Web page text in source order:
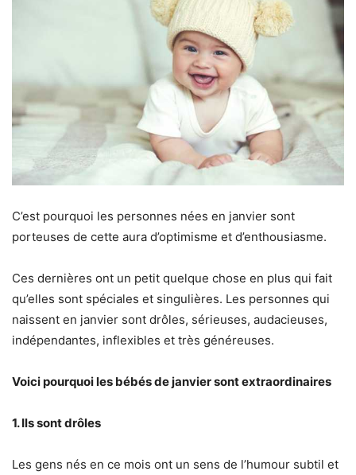
C’est pourquoi les personnes nées en janvier sont
porteuses de cette aura d’optimisme et d’enthousiasme.
Ces dernières ont un petit quelque chose en plus qui fait
qu’elles sont spéciales et singulières. Les personnes qui
naissent en janvier sont drôles, sérieuses, audacieuses,
indépendantes, inflexibles et très généreuses.
Voici pourquoi les bébés de janvier sont extraordinaires
1. Ils sont drôles
Les gens nés en ce mois ont un sens de l’humour subtil et